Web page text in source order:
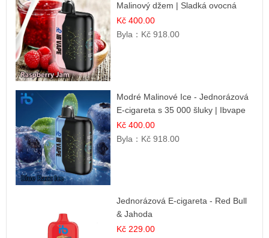
Malinový džem | Sladká ovocná
příchuť
Kč 400.00
Byla： Kč 918.00
Modré Malinové Ice - Jednorázová
E-cigareta s 35 000 šluky | Ibvape
Kč 400.00
Byla： Kč 918.00
Jednorázová E-cigareta - Red Bull
& Jahoda
Kč 229.00